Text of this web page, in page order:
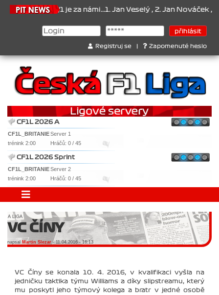
za námi...1. Jan Veselý , 2. Jan Nováček , 3. Jakub Chmelík ,
Registruj se Zapomenuté heslo
CF1L 2026 A
CF1L_BRITANIEServer 1
trénink 2:00
Hráčů: 0 / 45
CF1L 2026 Sprint
CF1L_BRITANIEServer 2
trénink 2:00
Hráčů: 0 / 45
A LIGA
VC ČÍNY
napsal Martin Slezar - 11.04.2016 - 16:13
VC Číny se konala 10. 4. 2016, v kvalifikaci vyšla na
jedničku taktika týmu Williams a díky slipstreamu, který
mu poskytl jeho týmový kolega a bratr v jedné osobě